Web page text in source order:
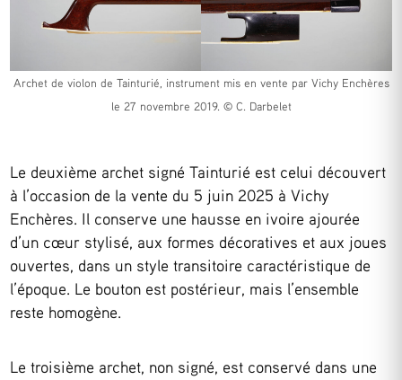
Archet de violon de Tainturié, instrument mis en vente par Vichy Enchères
le 27 novembre 2019. © C. Darbelet
Le deuxième archet signé Tainturié est celui découvert
à l’occasion de la vente du 5 juin 2025 à Vichy
Enchères. Il conserve une hausse en ivoire ajourée
d’un cœur stylisé, aux formes décoratives et aux joues
ouvertes, dans un style transitoire caractéristique de
l’époque. Le bouton est postérieur, mais l’ensemble
reste homogène.
Le troisième archet, non signé, est conservé dans une